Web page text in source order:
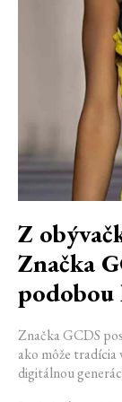
Z
Značka
podobou
Značka GCDS
ako môže
digitálnou